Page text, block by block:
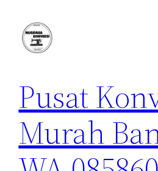
konten
Pusat
Murah